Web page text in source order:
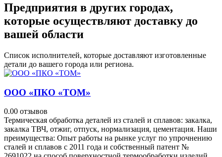
Предприятия в других городах,
которые осуществляют доставку до
вашей области
Список исполнителей, которые доставляют изготовленные
детали до вашего города или региона.
ООО «ПКО «ТОМ»
0.00 отзывов
Термическая обработка деталей из сталей и сплавов: закалка,
закалка ТВЧ, отжиг, отпуск, нормализация, цементация. Наши
преимущества: Опыт работы на рынке услуг по упрочнению
сталей и сплавов с 2011 года и собственный патент №